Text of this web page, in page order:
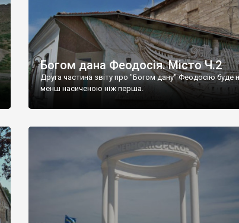
Богом дана Феодосія. Місто Ч.2
Друга частина звіту про "Богом дану" Феодосію буде
менш насиченою ніж перша.